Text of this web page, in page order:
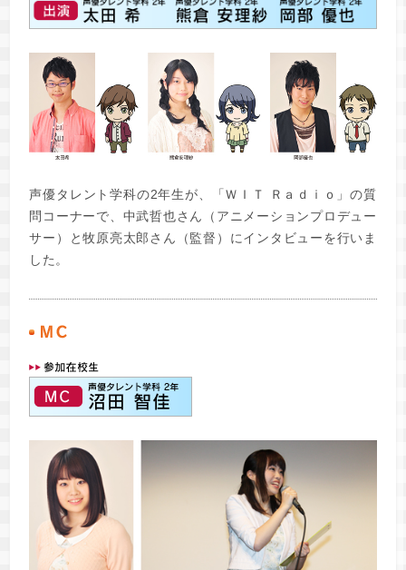
声優タレント学科の2年生が、「ＷＩＴ Ｒａｄｉｏ」の質
問コーナーで、中武哲也さん（アニメーションプロデュー
サー）と牧原亮太郎さん（監督）にインタビューを行いま
した。